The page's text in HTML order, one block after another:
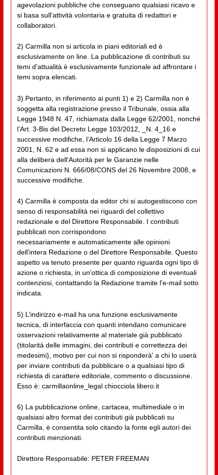
agevolazioni pubbliche che conseguano qualsiasi ricavo e
si basa sull'attività volontaria e gratuita di redattori e
collaboratori.
2) Carmilla non si articola in piani editoriali ed è
esclusivamente on line. La pubblicazione di contributi su
temi d'attualità è esclusivamente funzionale ad affrontare i
temi sopra elencati.
3) Pertanto, in riferimento ai punti 1) e 2) Carmilla non è
soggetta alla registrazione presso il Tribunale, ossia alla
Legge 1948 N. 47, richiamata dalla Legge 62/2001, nonché
l’Art. 3-Bis del Decreto Legge 103/2012, _N. 4_16 e
successive modifiche, l’Articolo 16 della Legge 7 Marzo
2001, N. 62 e ad essa non si applicano le disposizioni di cui
alla delibera dell'Autorità per le Garanzie nelle
Comunicazioni N. 666/08/CONS del 26 Novembre 2008, e
successive modifiche.
4) Carmilla è composta da editor chi si autogestiscono con
senso di responsabilità nei riguardi del collettivo
redazionale e del Direttore Responsabile. I contributi
pubblicati non corrispondono
necessariamente e automaticamente alle opinioni
dell'intera Redazione o del Direttore Responsabile. Questo
aspetto va tenuto presente per quanto riguarda ogni tipo di
azione o richiesta, in un'ottica di composizione di eventuali
contenziosi, contattando la Redazione tramite l'e-mail sotto
indicata.
5) L’indirizzo e-mail ha una funzione esclusivamente
tecnica, di interfaccia con quanti intendano comunicare
osservazioni relativamente al materiale già pubblicato
(titolarità delle immagini, dei contributi e correttezza dei
medesimi), motivo per cui non si risponderà' a chi lo userà
per inviare contributi da pubblicare o a qualsiasi tipo di
richiesta di carattere editoriale, commento o discussione.
Esso è: carmillaonline_legal chiocciola libero.it
6) La pubblicazione online, cartacea, multimediale o in
qualsiasi altro format dei contributi già pubblicati su
Carmilla, è consentita solo citando la fonte egli autori dei
contributi menzionati.
Direttore Responsabile: PETER FREEMAN